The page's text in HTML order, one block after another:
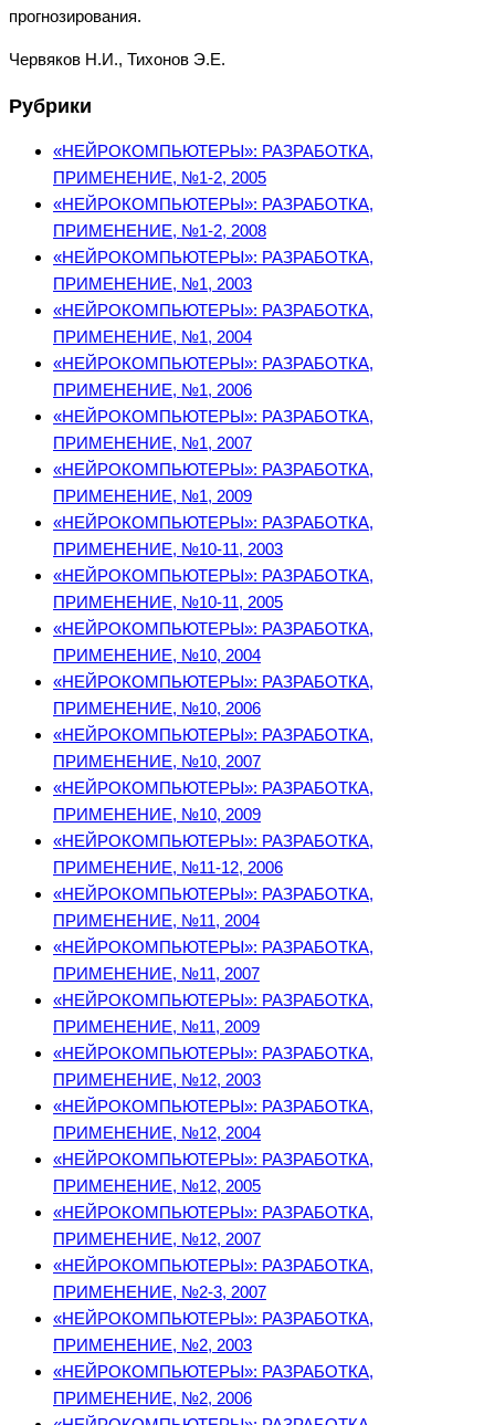
прогнозирования.
Червяков Н.И., Тихонов Э.Е.
Рубрики
«НЕЙРОКОМПЬЮТЕРЫ»: РАЗРАБОТКА,
ПРИМЕНЕНИЕ, №1-2, 2005
«НЕЙРОКОМПЬЮТЕРЫ»: РАЗРАБОТКА,
ПРИМЕНЕНИЕ, №1-2, 2008
«НЕЙРОКОМПЬЮТЕРЫ»: РАЗРАБОТКА,
ПРИМЕНЕНИЕ, №1, 2003
«НЕЙРОКОМПЬЮТЕРЫ»: РАЗРАБОТКА,
ПРИМЕНЕНИЕ, №1, 2004
«НЕЙРОКОМПЬЮТЕРЫ»: РАЗРАБОТКА,
ПРИМЕНЕНИЕ, №1, 2006
«НЕЙРОКОМПЬЮТЕРЫ»: РАЗРАБОТКА,
ПРИМЕНЕНИЕ, №1, 2007
«НЕЙРОКОМПЬЮТЕРЫ»: РАЗРАБОТКА,
ПРИМЕНЕНИЕ, №1, 2009
«НЕЙРОКОМПЬЮТЕРЫ»: РАЗРАБОТКА,
ПРИМЕНЕНИЕ, №10-11, 2003
«НЕЙРОКОМПЬЮТЕРЫ»: РАЗРАБОТКА,
ПРИМЕНЕНИЕ, №10-11, 2005
«НЕЙРОКОМПЬЮТЕРЫ»: РАЗРАБОТКА,
ПРИМЕНЕНИЕ, №10, 2004
«НЕЙРОКОМПЬЮТЕРЫ»: РАЗРАБОТКА,
ПРИМЕНЕНИЕ, №10, 2006
«НЕЙРОКОМПЬЮТЕРЫ»: РАЗРАБОТКА,
ПРИМЕНЕНИЕ, №10, 2007
«НЕЙРОКОМПЬЮТЕРЫ»: РАЗРАБОТКА,
ПРИМЕНЕНИЕ, №10, 2009
«НЕЙРОКОМПЬЮТЕРЫ»: РАЗРАБОТКА,
ПРИМЕНЕНИЕ, №11-12, 2006
«НЕЙРОКОМПЬЮТЕРЫ»: РАЗРАБОТКА,
ПРИМЕНЕНИЕ, №11, 2004
«НЕЙРОКОМПЬЮТЕРЫ»: РАЗРАБОТКА,
ПРИМЕНЕНИЕ, №11, 2007
«НЕЙРОКОМПЬЮТЕРЫ»: РАЗРАБОТКА,
ПРИМЕНЕНИЕ, №11, 2009
«НЕЙРОКОМПЬЮТЕРЫ»: РАЗРАБОТКА,
ПРИМЕНЕНИЕ, №12, 2003
«НЕЙРОКОМПЬЮТЕРЫ»: РАЗРАБОТКА,
ПРИМЕНЕНИЕ, №12, 2004
«НЕЙРОКОМПЬЮТЕРЫ»: РАЗРАБОТКА,
ПРИМЕНЕНИЕ, №12, 2005
«НЕЙРОКОМПЬЮТЕРЫ»: РАЗРАБОТКА,
ПРИМЕНЕНИЕ, №12, 2007
«НЕЙРОКОМПЬЮТЕРЫ»: РАЗРАБОТКА,
ПРИМЕНЕНИЕ, №2-3, 2007
«НЕЙРОКОМПЬЮТЕРЫ»: РАЗРАБОТКА,
ПРИМЕНЕНИЕ, №2, 2003
«НЕЙРОКОМПЬЮТЕРЫ»: РАЗРАБОТКА,
ПРИМЕНЕНИЕ, №2, 2006